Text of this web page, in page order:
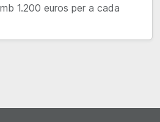
1.200 euros per a cada